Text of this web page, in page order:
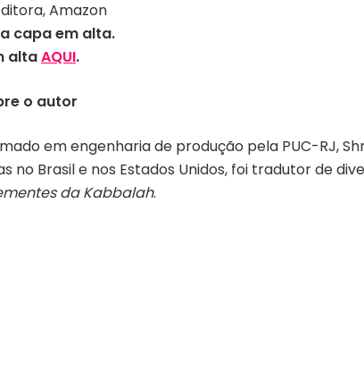
Amazon
capa em alta.
altaAQUI.
o autor
em engenharia de produção pela PUC-RJ,
no Brasil e nos Estados Unidos, foi tradutor de
da Kabbalah.